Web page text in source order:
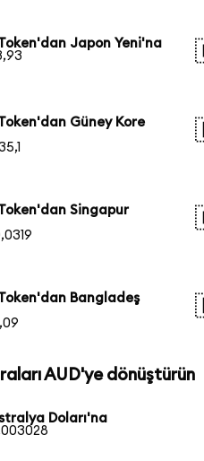
Japon Yeni'na
Güney Kore
Singapur
Bangladeş
AUD'ye dönüştürün
Doları'na